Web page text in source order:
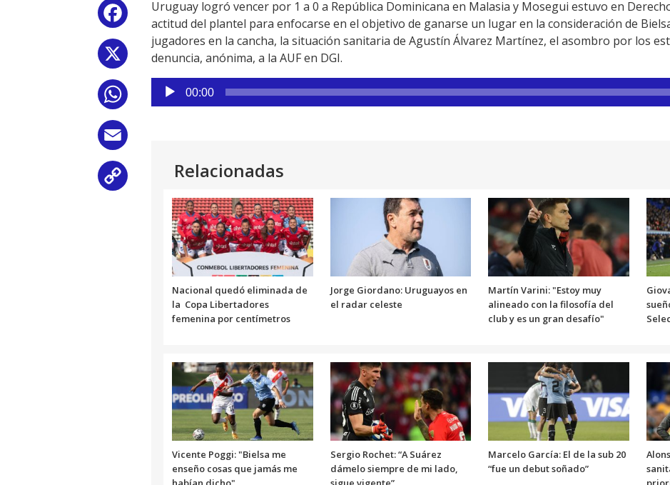
Facebook
WhatsApp
Uruguay logró vencer por 1 a 0 a República Dominicana en Malasia y Mosegui estuvo en
actitud del plantel para enfocarse en el objetivo de ganarse un lugar en la consideración de
jugadores en la cancha, la situación sanitaria de Agustín Álvarez Martínez, el asombro por los
denuncia, anónima, a la AUF en DGI.
Reproductor
de
00:00
Relacionadas
Nacional quedó eliminada de
la Copa Libertadores
femenina por centímetros
Jorge Giordano: Uruguayos en
el radar celeste
Martín Varini: "Estoy muy
alineado con la filosofía del
club y es un gran desafío"
Vicente Poggi: "Bielsa me
enseño cosas que jamás me
Sergio Rochet: “A Suárez
dámelo siempre de mi lado,
Marcelo García: El de la sub 20
“fue un debut soñado”